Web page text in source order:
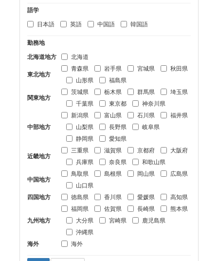
語学
日本語
英語 中国語 韓国語
勤務地
北海道地方
北海道
東北地方
青森県 岩手県 宮城県
秋田県
山形県
福島県
関東地方
茨城県 栃木県 群馬県
埼玉県
千葉県
東京都 神奈川県
中部地方
新潟県 富山県 石川県
福井県
山梨県
長野県
岐阜県
静岡県
愛知県
近畿地方
三重県 滋賀県 京都府
大阪府
兵庫県
奈良県 和歌山県
中国地方
鳥取県 島根県 岡山県
広島県
山口県
四国地方
徳島県 香川県 愛媛県 高知県
九州地方
福岡県 佐賀県 長崎県
熊本県
大分県
宮崎県
鹿児島県
沖縄県
海外
海外